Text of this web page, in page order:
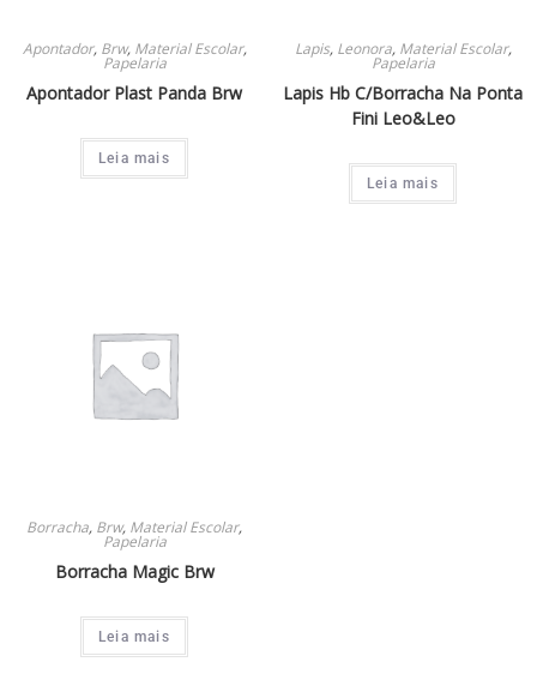
Apontador, Brw, Material Escolar,
Papelaria
Apontador Plast Panda Brw
Leia mais
Lapis, Leonora, Material Escolar,
Papelaria
Lapis Hb C/Borracha Na Ponta
Fini Leo&Leo
Leia mais
Borracha, Brw, Material Escolar,
Papelaria
Borracha Magic Brw
Leia mais